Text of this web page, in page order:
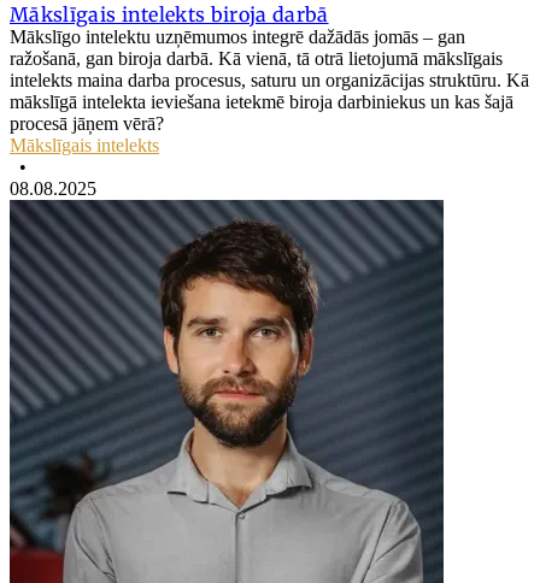
Mākslīgais intelekts biroja darbā
Mākslīgo intelektu uzņēmumos integrē dažādās jomās – gan
ražošanā, gan biroja darbā. Kā vienā, tā otrā lietojumā mākslīgais
intelekts maina darba procesus, saturu un organizācijas struktūru. Kā
mākslīgā intelekta ieviešana ietekmē biroja darbiniekus un kas šajā
procesā jāņem vērā?
Mākslīgais intelekts
•
08.08.2025